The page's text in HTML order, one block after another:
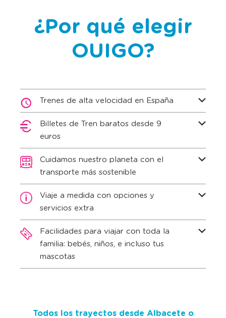
¿Por qué elegir
OUIGO?
Trenes de alta velocidad en España
Billetes de Tren baratos desde 9
euros
Cuidamos nuestro planeta con el
transporte más sostenible
Viaje a medida con opciones y
servicios extra
Facilidades para viajar con toda la
familia: bebés, niños, e incluso tus
mascotas
Todos los trayectos desde Albacete o